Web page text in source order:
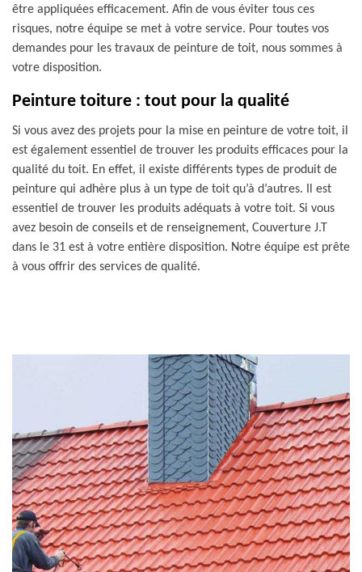
être appliquées efficacement. Afin de vous éviter tous ces
risques, notre équipe se met à votre service. Pour toutes vos
demandes pour les travaux de peinture de toit, nous sommes à
votre disposition.
Peinture toiture : tout pour la qualité
Si vous avez des projets pour la mise en peinture de votre toit, il
est également essentiel de trouver les produits efficaces pour la
qualité du toit. En effet, il existe différents types de produit de
peinture qui adhère plus à un type de toit qu’à d’autres. Il est
essentiel de trouver les produits adéquats à votre toit. Si vous
avez besoin de conseils et de renseignement, Couverture J.T
dans le 31 est à votre entière disposition. Notre équipe est prête
à vous offrir des services de qualité.